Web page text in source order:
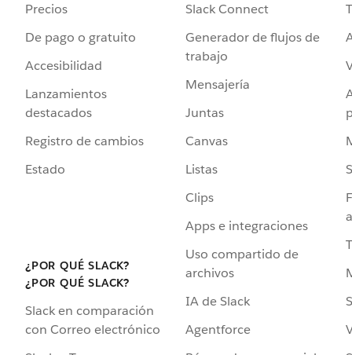
Precios
De pago o gratuito
Accesibilidad
Lanzamientos
destacados
Registro de cambios
Estado
¿POR QUÉ SLACK?
¿POR QUÉ SLACK?
Slack en comparación
con Correo electrónico
Slack Connect
Generador de flujos de
trabajo
Mensajería
Juntas
Canvas
Listas
Clips
Apps e integraciones
Uso compartido de
archivos
IA de Slack
Agentforce